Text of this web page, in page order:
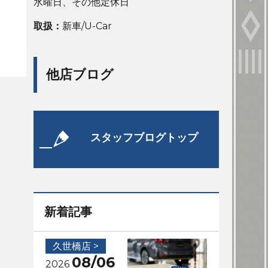
取扱： 新車/U-Car
他店ブログ
スタッフブログトップ
新着記事
久世橋店 >
2026 08/06